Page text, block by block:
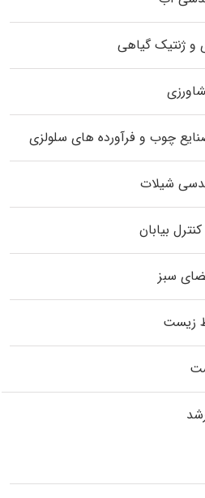
و ژنتیک گیاهی
چوب و فرآورده‌ های سلولزی
شیلات
بیابان
سبز
زیست